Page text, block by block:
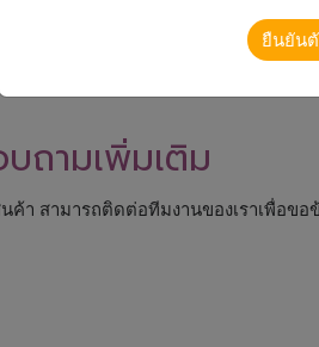
อย่างไร?
ปร่งใส และจะพยายามจัดส่งสินค้าให้ใกล้
ถามเพิ่มเติม
า สามารถติดต่อทีมงานของเราเพื่อขอ
ยืนยันตั